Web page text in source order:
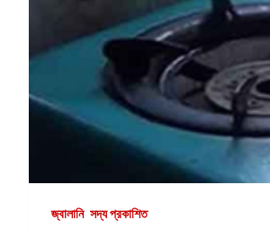
জ্বালানি সদ্য প্রকাশিত